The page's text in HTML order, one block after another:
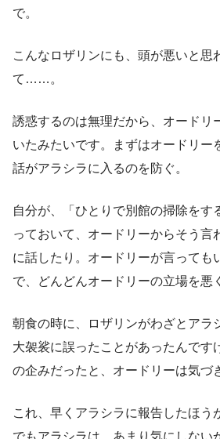
で。
こんなロザリンにも、頭が悪いと思
て……。
誘惑するのは無理だから、オードリ
いたみたいです。まずはオードリー
話がアラシラに入るのを防ぐ。
自分が、「ひとりで別館の掃除をす
っておいて、オードリーからそう言
に話したり。オードリーが言っても
で、どんどんオードリーの立場を悪
朝食の時に、ロザリンがわざとアラ
大袈裟に誤ったことがあったんです
の企みだったと、オードリーは気づ
これ、早くアラシラに報告したほう
でもアラシラは、あまり気にしない